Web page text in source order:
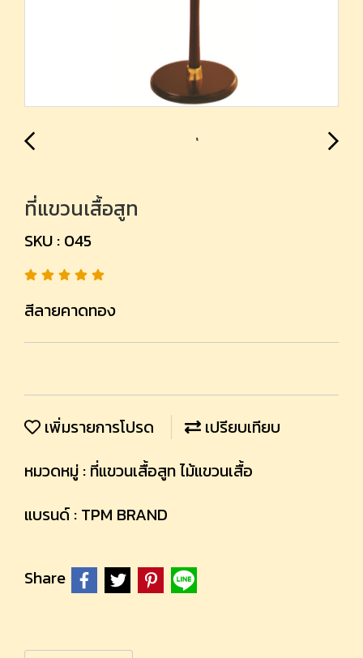
ที่แขวนเสื้อสูท
SKU : 045
สีลายคาดทอง
เพิ่มรายการโปรด
เปรียบเทียบ
หมวดหมู่ : ที่แขวนเสื้อสูท ไม้แขวนเสื้อ
แบรนด์ : TPM BRAND
Share